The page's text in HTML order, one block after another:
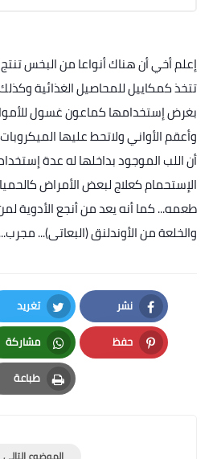
إعلم أخي أن هناك أنواعا من البخس
تتخذ كمكاييل للمحاصيل الغذائية
بغرض إستخدامها كماعون غسول
وأعقم الأواني ولاتحط عليها
أن اللب الموجود بداخلها له عدة
الإستحمام كعلاج لبعض الأمراض
طعمه... كما أنه يعد من أنجع الأدوية
والخلعة من الأوندلنق (البعاتى)...
نشر
Facebook
تغريد
Twitter
حفظ
Pinterest
مشاركة
Whatsapp
طباعة
Print